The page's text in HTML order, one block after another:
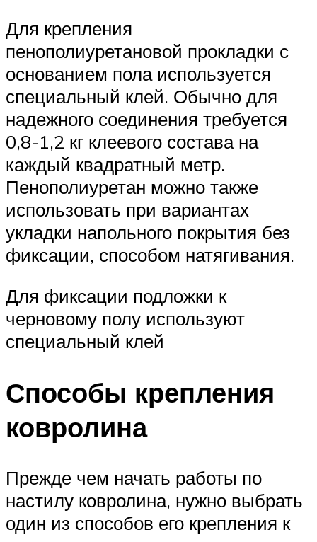
Для крепления
пенополиуретановой прокладки с
основанием пола используется
специальный клей. Обычно для
надежного соединения требуется
0,8-1,2 кг клеевого состава на
каждый квадратный метр.
Пенополиуретан можно также
использовать при вариантах
укладки напольного покрытия без
фиксации, способом натягивания.
Для фиксации подложки к
черновому полу используют
специальный клей
Способы крепления
ковролина
Прежде чем начать работы по
настилу ковролина, нужно выбрать
один из способов его крепления к